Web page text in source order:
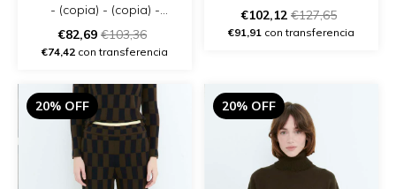
- (copia) - (copia) -
(copia) - (copia) - (copia)
€82,69 €103,36
€74,42 con transferencia
€102,12 €127,65
€91,91 con transferencia
20% OFF 20% OFF